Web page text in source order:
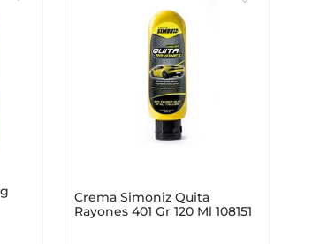
Crema Simoniz Quita
Rayones 401 Gr 120 Ml 108151